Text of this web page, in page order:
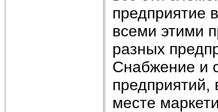
предприятие
всеми этими
разных
Снабжение и
предприятий,
месте